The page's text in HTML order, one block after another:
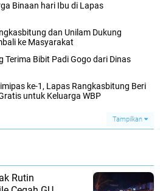
Binaan hari Ibu di Lapas
dan Unilam Dukung
ke Masyarakat
Terima Bibit Padi Gogo dari Dinas
ke-1, Lapas Rangkasbitung Beri
untuk Keluarga WBP
Tampilkan
Rutin